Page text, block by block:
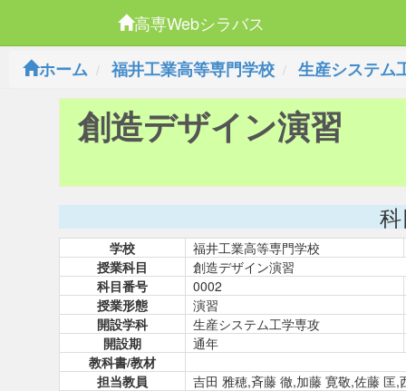
高専Webシラバス
ホーム
福井工業高等専門学校 生産システム
創造デザイン演習
学校
福井工業高等専門学校
授業科目
創造デザイン演習
科目番号
0002
授業形態
演習
開設学科
生産システム工学専攻
開設期
通年
教科書/教材
担当教員
吉田 雅穂,斉藤 徹,加藤 寛敬,佐藤 匡,